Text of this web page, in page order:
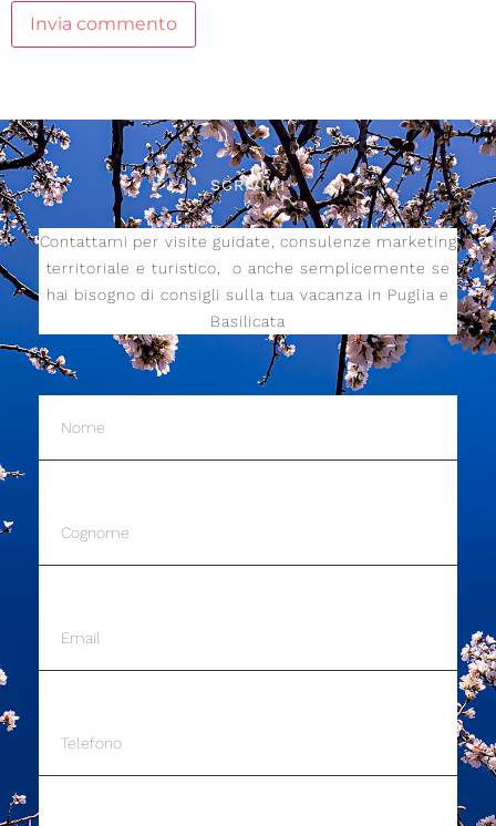
SCRIVIMI
Contattami per visite guidate, consulenze marketing
territoriale e turistico, o anche semplicemente se
hai bisogno di consigli sulla tua vacanza in Puglia e
Basilicata